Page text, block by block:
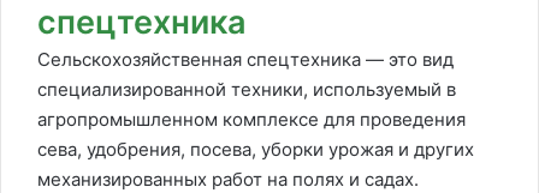
спецтехника
Сельскохозяйственная спецтехника — это вид
специализированной техники, используемый в
агропромышленном комплексе для проведения
сева, удобрения, посева, уборки урожая и других
механизированных работ на полях и садах.